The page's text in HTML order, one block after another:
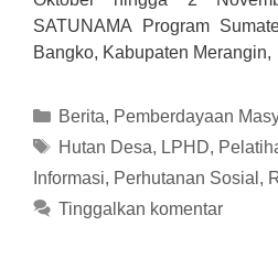
SATUNAMA Program
Bangko, Kabupaten
Kategori
Berita, Pemberdayaan
Tag
Hutan Desa, LPHD,
Informasi, Perhutanan Sosial ,
Tinggalkan komentar